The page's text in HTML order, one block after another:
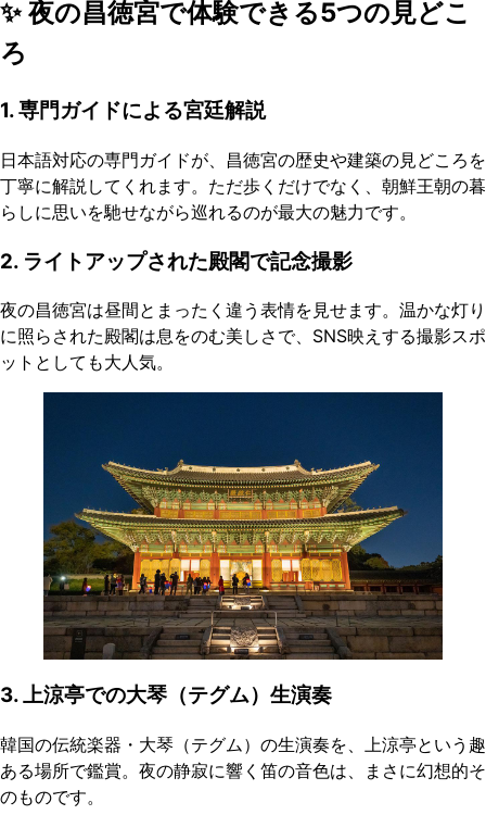
✨ 夜の昌徳宮で体験できる5つの見どこ
ろ
1. 専門ガイドによる宮廷解説
日本語対応の専門ガイドが、昌徳宮の歴史や建築の見どころを
丁寧に解説してくれます。ただ歩くだけでなく、朝鮮王朝の暮
らしに思いを馳せながら巡れるのが最大の魅力です。
2. ライトアップされた殿閣で記念撮影
夜の昌徳宮は昼間とまったく違う表情を見せます。温かな灯り
に照らされた殿閣は息をのむ美しさで、SNS映えする撮影スポ
ットとしても大人気。
3. 上涼亭での大琴（テグム）生演奏
韓国の伝統楽器・大琴（テグム）の生演奏を、上涼亭という趣
ある場所で鑑賞。夜の静寂に響く笛の音色は、まさに幻想的そ
のものです。